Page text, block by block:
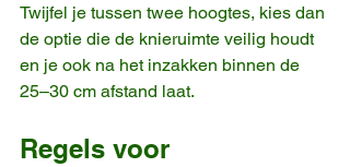
Twijfel je tussen twee hoogtes, kies dan
de optie die de knieruimte veilig houdt
en je ook na het inzakken binnen de
25–30 cm afstand laat.
Regels voor